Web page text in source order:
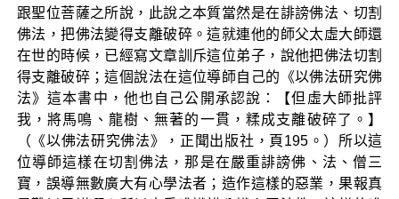
跟聖位菩薩之所說，此說之本質當然是在誹謗佛法、切割
佛法，把佛法變得支離破碎。這就連他的師父太虛大師還
在世的時候，已經寫文章訓斥這位弟子，說他把佛法切割
得支離破碎；這個說法在這位導師自己的《以佛法研究佛
法》這本書中，他也自己公開承認說：【但虛大師批評
我，將馬鳴、龍樹、無著的一貫，糅成支離破碎了。】
（《以佛法研究佛法》，正聞出版社，頁195。）所以這
位導師這樣在切割佛法，那是在嚴重誹謗佛、法、僧三
寶，誤導無數廣大有心學法者；造作這樣的惡業，果報真